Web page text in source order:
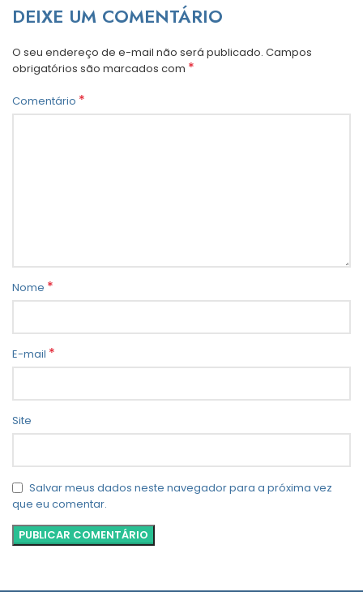
DEIXE UM COMENTÁRIO
O seu endereço de e-mail não será publicado. Campos
obrigatórios são marcados com *
Comentário *
Nome *
E-mail *
Site
Salvar meus dados neste navegador para a próxima vez
que eu comentar.